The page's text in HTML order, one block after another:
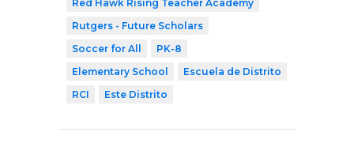
Red Hawk Rising Teacher Academy
Rutgers - Future Scholars
Soccer for All
PK-8
Elementary School
Escuela de Distrito
RCI
Este Distrito